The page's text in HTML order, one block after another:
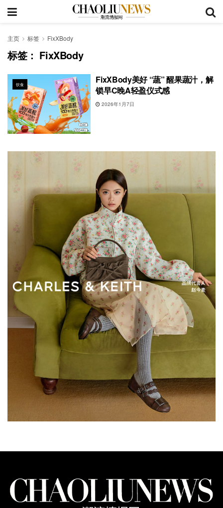
主页 标签 FixXBody
标签： FixXBody
饮食
FixXBody美好 “蔬” 醒果蔬汁，解
锁早C晚A轻盈仪式感
2026年1月7日